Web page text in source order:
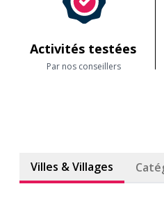
Activités testées
Par nos conseillers
Villes & Villages